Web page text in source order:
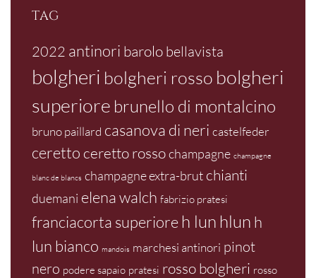
TAG
2022 antinori barolo bellavista
bolgheri bolgheri rosso bolgheri
superiore brunello di montalcino
bruno paillard casanova di neri castelfeder
ceretto ceretto rossochampagne champagne
blanc de blancs champagne extra-brut chianti
duemani elena walch fabrizio pratesi
franciacorta superiore h lun hlun h
lun bianco mandois marchesi antinori pinot
nero podere sapaio pratesi rosso bolgheri rosso